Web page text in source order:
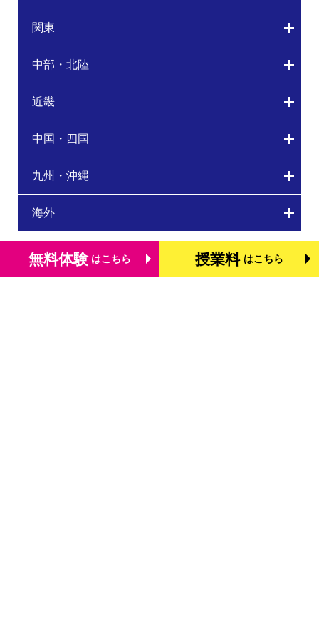
関東
中部・北陸
近畿
中国・四国
九州・沖縄
海外
無料体験 はこちら 授業料 はこちら